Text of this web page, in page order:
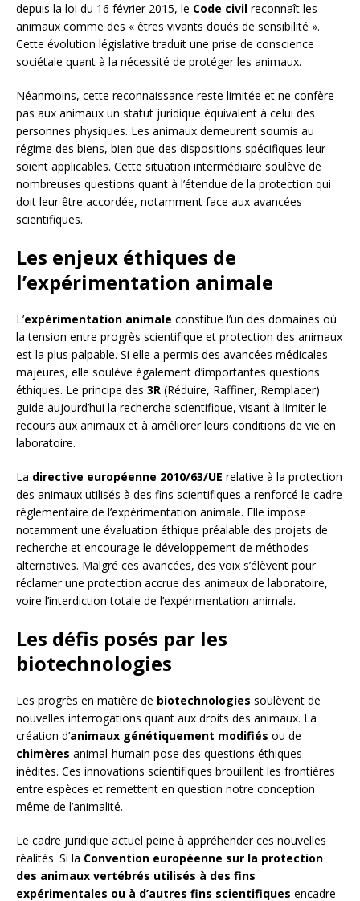
depuis la loi du 16 février 2015, le Code civil reconnaît les
animaux comme des « êtres vivants doués de sensibilité ».
Cette évolution législative traduit une prise de conscience
sociétale quant à la nécessité de protéger les animaux.
Néanmoins, cette reconnaissance reste limitée et ne confère
pas aux animaux un statut juridique équivalent à celui des
personnes physiques. Les animaux demeurent soumis au
régime des biens, bien que des dispositions spécifiques leur
soient applicables. Cette situation intermédiaire soulève de
nombreuses questions quant à l’étendue de la protection qui
doit leur être accordée, notamment face aux avancées
scientifiques.
Les enjeux éthiques de
l’expérimentation animale
L’expérimentation animale constitue l’un des domaines où
la tension entre progrès scientifique et protection des animaux
est la plus palpable. Si elle a permis des avancées médicales
majeures, elle soulève également d’importantes questions
éthiques. Le principe des 3R (Réduire, Raffiner, Remplacer)
guide aujourd’hui la recherche scientifique, visant à limiter le
recours aux animaux et à améliorer leurs conditions de vie en
laboratoire.
La directive européenne 2010/63/UE relative à la protection
des animaux utilisés à des fins scientifiques a renforcé le cadre
réglementaire de l’expérimentation animale. Elle impose
notamment une évaluation éthique préalable des projets de
recherche et encourage le développement de méthodes
alternatives. Malgré ces avancées, des voix s’élèvent pour
réclamer une protection accrue des animaux de laboratoire,
voire l’interdiction totale de l’expérimentation animale.
Les défis posés par les
biotechnologies
Les progrès en matière de biotechnologies soulèvent de
nouvelles interrogations quant aux droits des animaux. La
création d’animaux génétiquement modifiés ou de
chimères animal-humain pose des questions éthiques
inédites. Ces innovations scientifiques brouillent les frontières
entre espèces et remettent en question notre conception
même de l’animalité.
Le cadre juridique actuel peine à appréhender ces nouvelles
réalités. Si la Convention européenne sur la protection
des animaux vertébrés utilisés à des fins
expérimentales ou à d’autres fins scientifiques encadre